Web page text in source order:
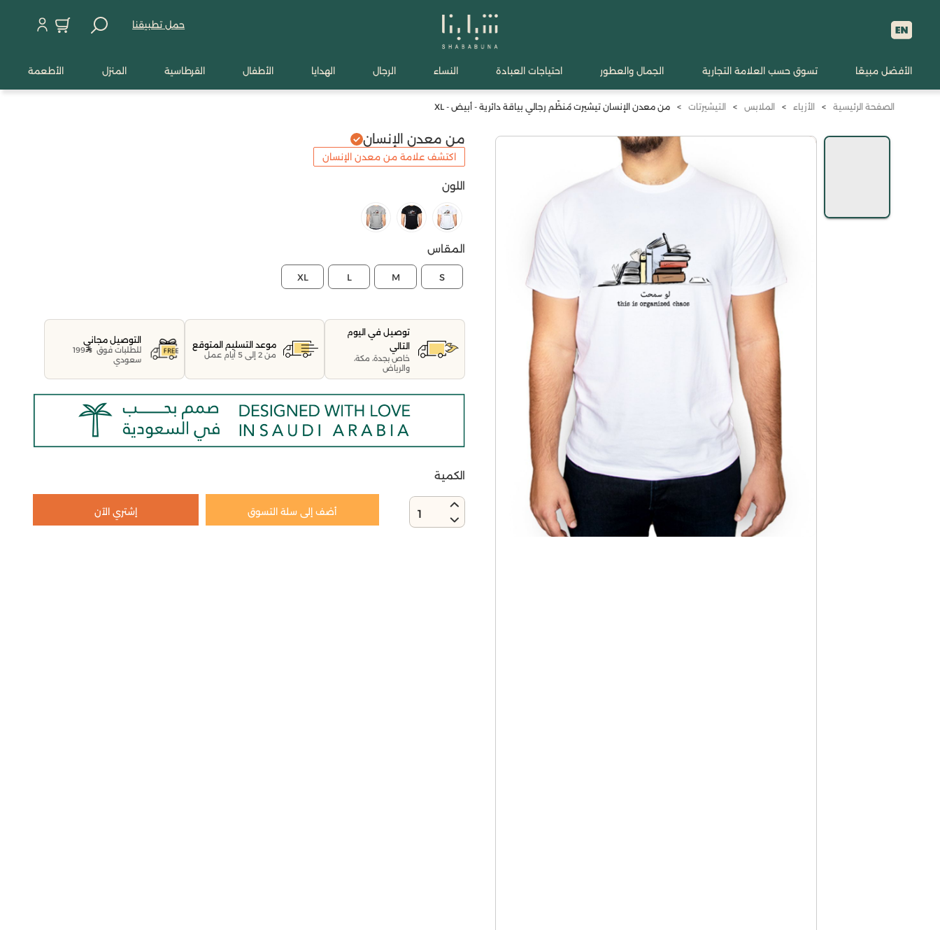
حمل تطبيقنا
الأفضل مبيعًا تسوق حسب العلامة التجارية الجمال والعطور احتياجات العبادة النساء الرجال الهدايا الأطفال القرطاسية المنزل الأطعمة
الصفحة الرئيسية > الأزياء > الملابس > التيشيرتات > من معدن الإنسان تيشيرت مُنظّم رجالي بياقة دائرية - أبيض - XL
من معدن الإنسان
اكتشف علامة من معدن الإنسان
اللون
المقاس
S
M
L
XL
توصيل في اليوم
التالي
خاص بجدة، مكة،
والرياض
موعد التسليم المتوقع
من 2 إلى 5 أيام عمل
التوصيل مجاني
للطلبات فوق
199
سعودي
الكمية
1 أضف إلى سلة التسوق إشتري الآن